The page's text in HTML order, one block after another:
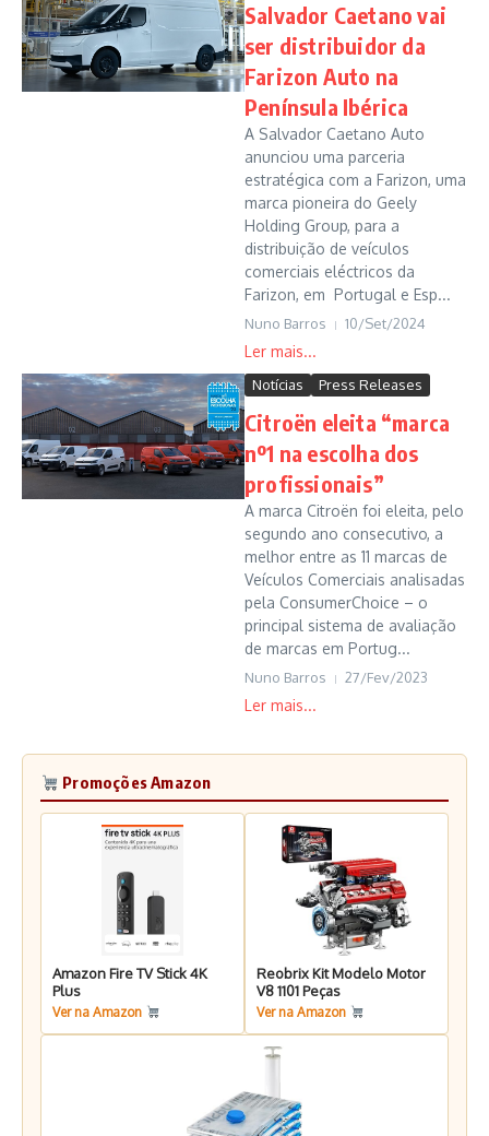
Salvador Caetano vai
ser distribuidor da
Farizon Auto na
Península Ibérica
A Salvador Caetano Auto
anunciou uma parceria
estratégica com a Farizon, uma
marca pioneira do Geely
Holding Group, para a
distribuição de veículos
comerciais eléctricos da
Farizon, em Portugal e Esp...
Nuno Barros 10/Set/2024
Notícias Press Releases
Citroën eleita “marca
nº1 na escolha dos
profissionais”
A marca Citroën foi eleita, pelo
segundo ano consecutivo, a
melhor entre as 11 marcas de
Veículos Comerciais analisadas
pela ConsumerChoice – o
principal sistema de avaliação
de marcas em Portug...
Nuno Barros 27/Fev/2023
Promoções Amazon
Amazon Fire TV Stick 4K
Plus
Ver na Amazon
Reobrix Kit Modelo Motor
V8 1101 Peças
Ver na Amazon